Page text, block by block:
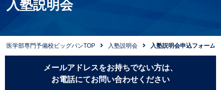
医学部専門予備校ビッグバンTOP 入塾説明会 入塾説明会申込フォーム
入塾説明会
メールアドレスをお持ちでない方は、
お電話にてお問い合わせください